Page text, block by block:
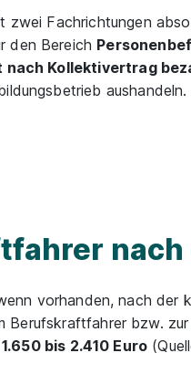
Fachrichtungen
den Bereich
nach Kollektivertrag
aushandeln.
vorhanden, nach der
Berufskraftfahrer bzw.
1.650 bis 2.410 Euro